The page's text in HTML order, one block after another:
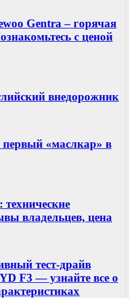
Gentra – горячая
с ценой
внедорожник
первый «маслкар» в
владельцев, цена
тест-драйв
F3 — узнайте все о